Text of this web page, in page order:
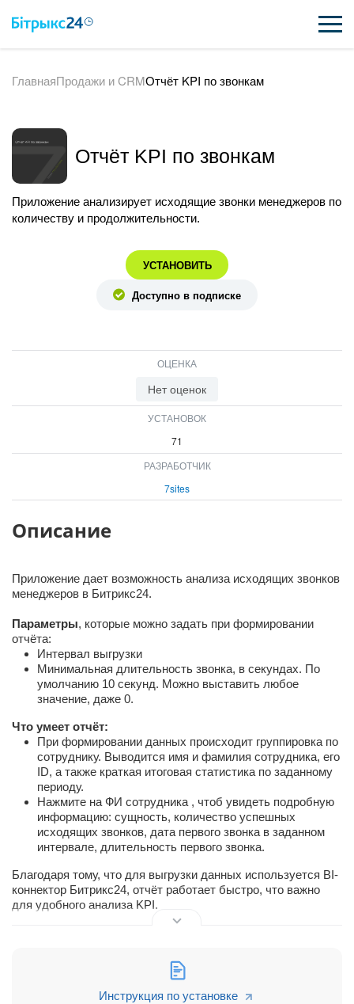
ВОЗМОЖНОСТИ
ИНТЕГРАЦИИ
ПОЛЕЗНОЕ
ВХОД
ГлавнаяПродажи и CRMОтчёт KPI по звонкам
Отчёт KPI по звонкам
Приложение анализирует исходящие звонки менеджеров по
количеству и продолжительности.
УСТАНОВИТЬ
Доступно в подписке
ОЦЕНКА
Нет оценок
УСТАНОВОК
71
РАЗРАБОТЧИК
7sites
Описание
Приложение дает возможность анализа исходящих звонков
менеджеров в Битрикс24.
Параметры, которые можно задать при формировании
отчёта:
Интервал выгрузки
Минимальная длительность звонка, в секундах. По
умолчанию 10 секунд. Можно выставить любое
значение, даже 0.
Что умеет отчёт:
При формировании данных происходит группировка по
сотруднику. Выводится имя и фамилия сотрудника, его
ID, а также краткая итоговая статистика по заданному
периоду.
Нажмите на ФИ сотрудника , чтоб увидеть подробную
информацию: сущность, количество успешных
исходящих звонков, дата первого звонка в заданном
интервале, длительность первого звонка.
Благодаря тому, что для выгрузки данных используется BI-
коннектор Битрикс24, отчёт работает быстро, что важно
для удобного анализа KPI.
Если у вас используется коробочная версия Битрикс24,
рекомендуем воспользоваться
нашего отчёта. В этой случае будет доступ анализ
Инструкция по установке